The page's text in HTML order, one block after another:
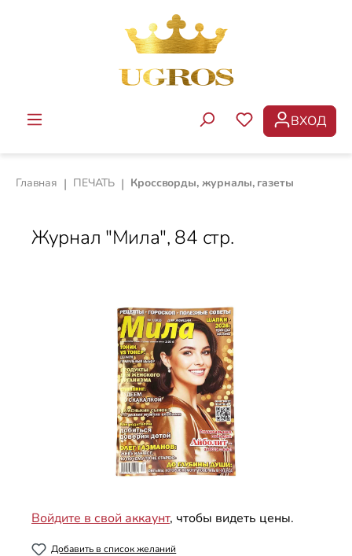
Перейти к основному содержанию
У ВАС ЕСТЬ
ВХОД
Главная | ПЕЧАТЬ | Кроссворды, журналы, газеты
Журнал "Мила", 84 стр.
Войдите в свой аккаунт, чтобы видеть цены.
Добавить в список желаний